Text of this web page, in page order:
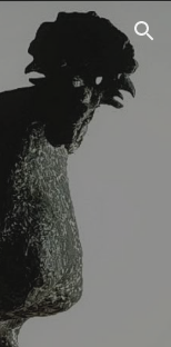
Skip to navigation